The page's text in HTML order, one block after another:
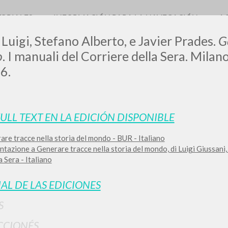
Stefano Alberto, e Javier Prades.
. I manuali del Corriere della Sera.
TEXT EN LA EDICIÓN DISPONIBLE
tracce nella storia del mondo - BUR - Italiano
a Generare tracce nella storia del mondo, di Luigi
Sera - Italiano
DE LAS EDICIONES
scritti
INFORMACIÓN PARA LA NAVEGACIÓN